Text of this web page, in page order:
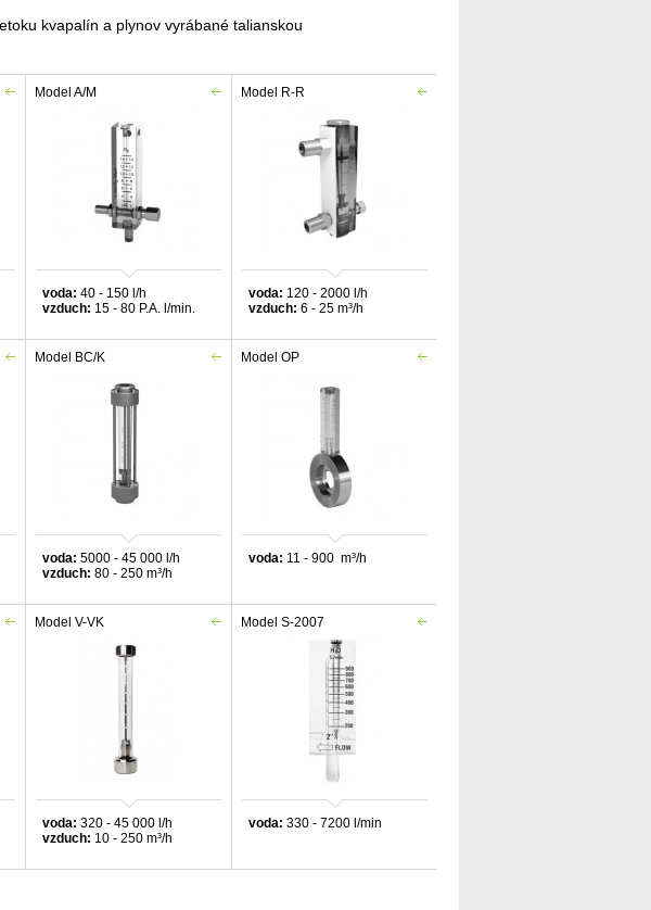
kvapalín a plynov vyrábané talianskou
Model A/M
voda: 40 - 150 l/h
vzduch: 15 - 80 P.A. l/min.
Model R-R
voda: 120 - 2000 l/h
vzduch: 6 - 25 m³/h
Model BC/K
voda: 5000 - 45 000 l/h
vzduch: 80 - 250 m³/h
Model OP
voda: 11 - 900 m³/h
Model V-VK
voda: 320 - 45 000 l/h
vzduch: 10 - 250 m³/h
Model S-2007
voda: 330 - 7200 l/min